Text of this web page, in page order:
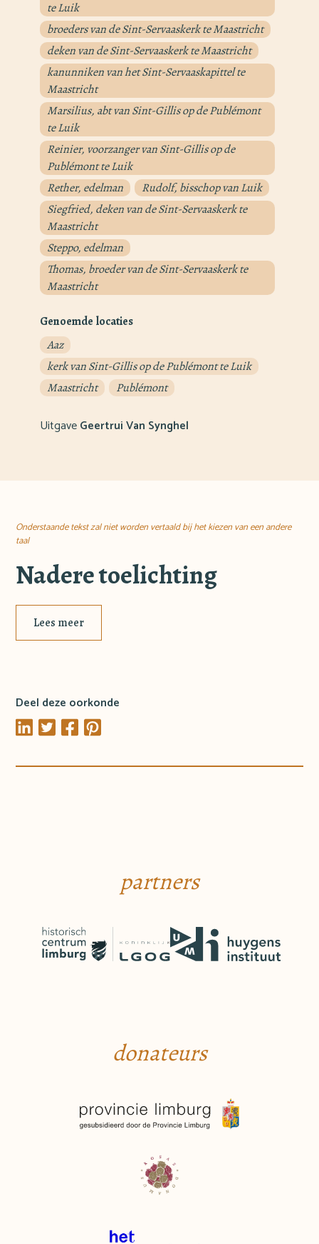
te Luik
broeders van de Sint-Servaaskerk te Maastricht
deken van de Sint-Servaaskerk te Maastricht
kanunniken van het Sint-Servaaskapittel te
Maastricht
Marsilius, abt van Sint-Gillis op de Publémont
te Luik
Reinier, voorzanger van Sint-Gillis op de
Publémont te Luik
Rether, edelman
Rudolf, bisschop van Luik
Siegfried, deken van de Sint-Servaaskerk te
Maastricht
Steppo, edelman
Thomas, broeder van de Sint-Servaaskerk te
Maastricht
Genoemde locaties
Aaz
kerk van Sint-Gillis op de Publémont te Luik
Maastricht
Publémont
UitgaveGeertrui Van Synghel
Onderstaande tekst zal niet worden vertaald bij het kiezen van een andere
taal
Nadere toelichting
Lees meer
Deel deze oorkonde
partners
donateurs